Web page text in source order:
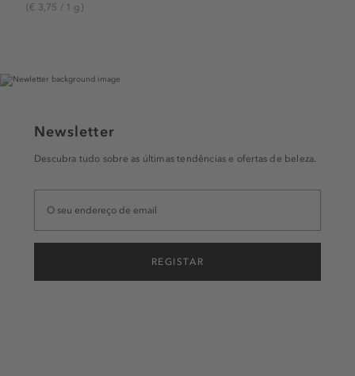
(€ 3,75 / 1 g)
Newsletter
Descubra tudo sobre as últimas tendências e ofertas de beleza.
REGISTAR